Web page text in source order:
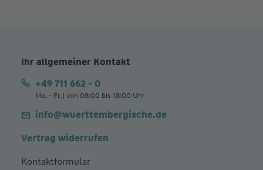
Ihr allgemeiner Kontakt
+49 711 662 - 0
Mo. - Fr. | von 08:00 bis 18:00 Uhr
info@wuerttembergische.de
Vertrag widerrufen
Kontaktformular